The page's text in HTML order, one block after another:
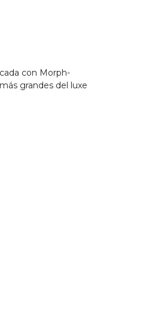
con Morph-
grandes del luxe